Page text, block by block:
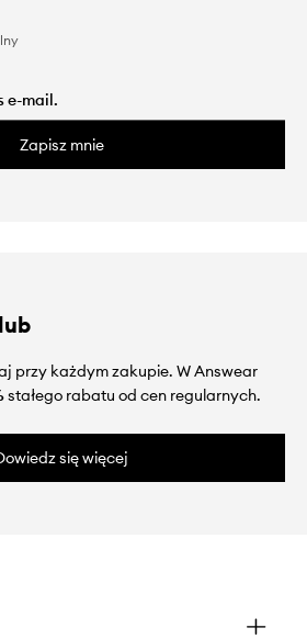
Zapisz mnie
przy każdym zakupie. W Answear
stałego rabatu od cen regularnych.
się więcej